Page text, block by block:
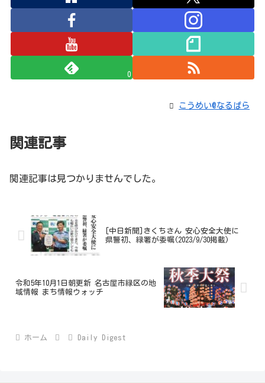
0
こうめい@なるぱら
関連記事
関連記事は見つかりませんでした。
[中日新聞]きくちさん 安心安全大使に
県警初、緑署が委嘱(2023/9/30掲載)
令和5年10月1日朝更新 名古屋市緑区の地
域情報 まち情報ウォッチ
ホーム Daily Digest